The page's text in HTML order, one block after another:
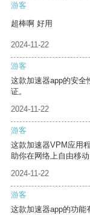
游客
超棒啊 好用
2024-11-22
游客
这款加速器app的安全
证。
2024-11-22
游客
这款加速器VPM应用
助你在网络上自由移动
2024-11-22
游客
这款加速器app的功能